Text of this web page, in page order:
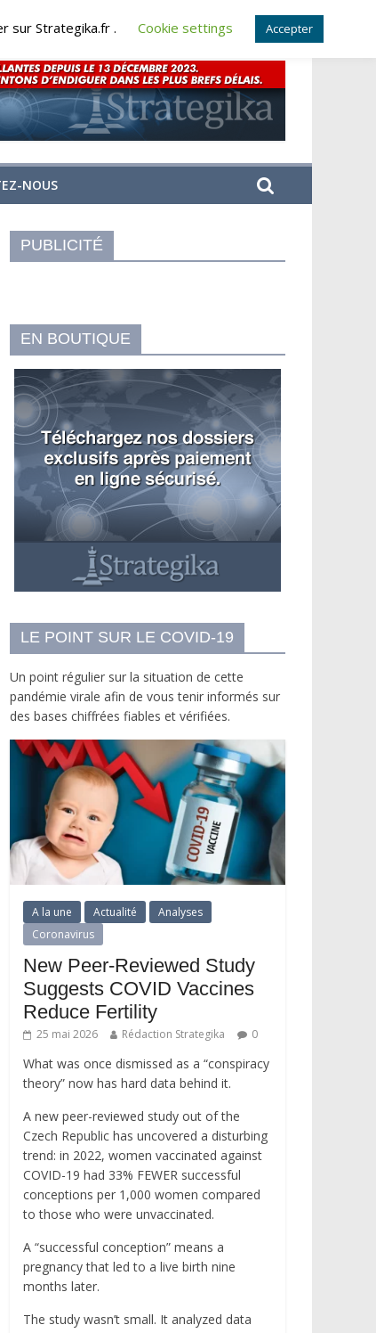
NOUS
PUBLICITÉ
EN BOUTIQUE
LE POINT SUR LE COVID-19
Un point régulier sur la situation de cette
pandémie virale afin de vous tenir informés sur
des bases chiffrées fiables et vérifiées.
A la une Actualité
Analyses
Coronavirus
New Peer-Reviewed Study
Suggests COVID Vaccines
Reduce Fertility
25 mai 2026 Rédaction Strategika 0
What was once dismissed as a “conspiracy
theory” now has hard data behind it.
A new peer-reviewed study out of the
Czech Republic has uncovered a disturbing
trend: in 2022, women vaccinated against
COVID-19 had 33% FEWER successful
conceptions per 1,000 women compared
to those who were unvaccinated.
A “successful conception” means a
pregnancy that led to a live birth nine
months later.
The study wasn’t small. It analyzed data
sur Strategika.fr . Cookie settings Accepter